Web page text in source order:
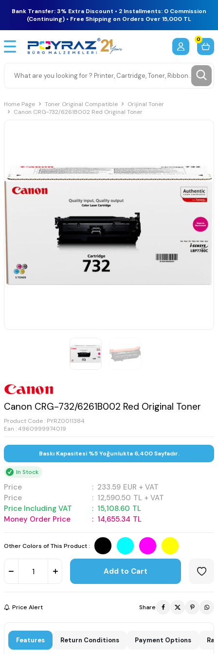
Bank Transfer: 3% Extra Discount • 2 Installments: 0 Commission
(Continuing) • Free Shipping on Orders Over 15,000 TL
0
Home Page Toner Original Compatible
Orijinal Toner
Canon CRG-732/6261B002 Red Original Toner
Canon CRG-732/6261B002 Red Original Toner
Product Code : PYRZ0011384
Ean : 4960999974019
Baskı Kapasitesi %5 Yoğunlukta 6,400 Sayfadır.
In Stock
Price : 233.59 EUR + VAT
Price
: 12,590.50 TL + VAT
Price Including VAT
: 15,108.60 TL
Money Order Price
: 14,655.34 TL
Other Colors of This Product :
Add to Cart
Price Alert Share
Features Return Conditions Payment Options